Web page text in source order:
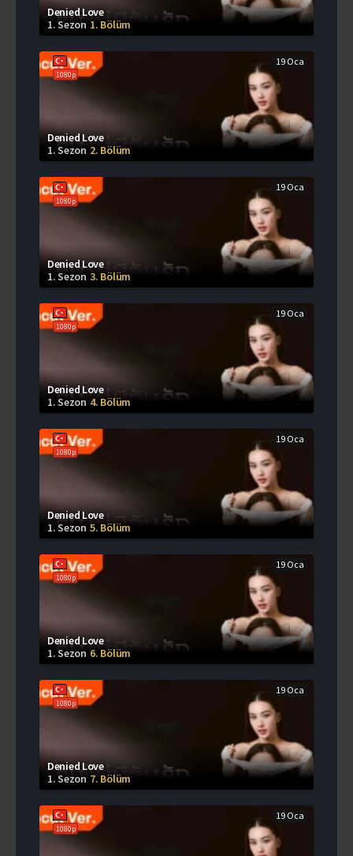
Denied Love
1. Sezon 1. Bölüm
1080p
19 Oca
Denied Love
1. Sezon 2. Bölüm
1080p
19 Oca
Denied Love
1. Sezon 3. Bölüm
1080p
19 Oca
Denied Love
1. Sezon 4. Bölüm
1080p
19 Oca
Denied Love
1. Sezon 5. Bölüm
1080p
19 Oca
Denied Love
1. Sezon 6. Bölüm
1080p
19 Oca
Denied Love
1. Sezon 7. Bölüm
1080p
19 Oca